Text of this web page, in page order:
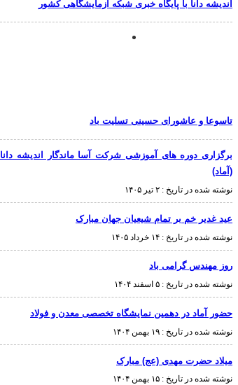
اندیشه دانا با پایگاه خبری شبکه آزمایشگاهی کشور
تاسوعا و عاشورای حسینی تسلیت باد
برگزاری دوره های آموزشی شرکت آسا ماندگار اندیشه دانا
(آماد)
نوشته شده در تاریخ : ۲ تیر ۱۴۰۵
عید غدیر خم بر تمام شیعیان جهان مبارک
نوشته شده در تاریخ : ۱۴ خرداد ۱۴۰۵
روز مهندس گرامی باد
نوشته شده در تاریخ : ۵ اسفند ۱۴۰۴
حضور آماد در دهمین نمایشگاه تخصصی معدن و فولاد
نوشته شده در تاریخ : ۱۹ بهمن ۱۴۰۴
میلاد حضرت مهدی (عج) مبارک
نوشته شده در تاریخ : ۱۵ بهمن ۱۴۰۴